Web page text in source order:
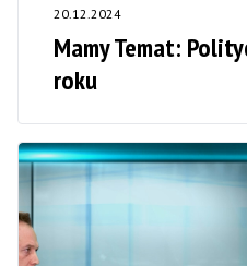
20.12.2024
Mamy Temat:
roku